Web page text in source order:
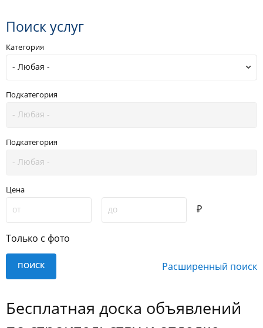
Поиск услуг
Категория
Подкатегория
Подкатегория
Цена
₽
Только с фото
Расширенный поиск
Бесплатная доска объявлений